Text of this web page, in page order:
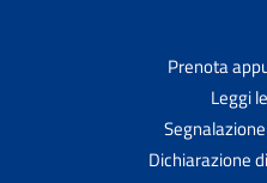
Prenota
Leggi
Dichiarazione